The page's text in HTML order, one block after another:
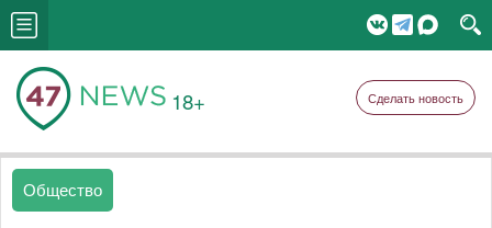
18+ Сделать новость
Общество